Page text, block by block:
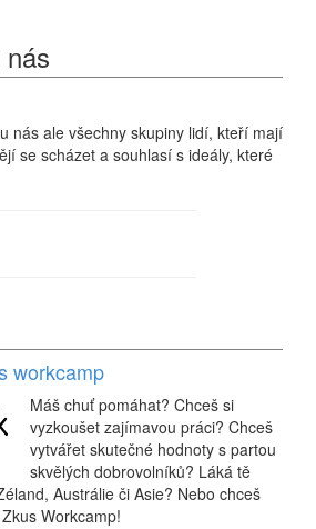
nás ale všechny skupiny lidí, kteří mají
se scházet a souhlasí s ideály, které
workcamp
Máš chuť pomáhat? Chceš si
vyzkoušet zajímavou práci? Chceš
vytvářet skutečné hodnoty s partou
skvělých dobrovolníků? Láká tě
Austrálie či Asie? Nebo chceš
Workcamp!